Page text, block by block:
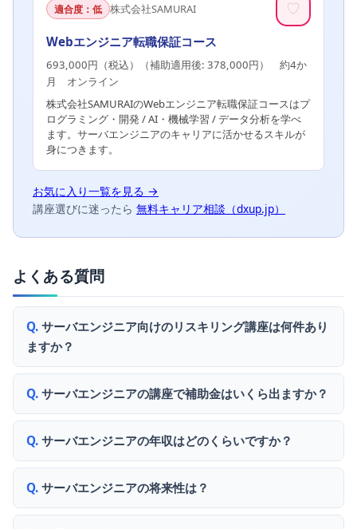
適合度：低 株式会社SAMURAI ♡
Webエンジニア転職保証コース
693,000円（税込）（補助適用後: 378,000円） 約4か
月 オンライン
株式会社SAMURAIのWebエンジニア転職保証コースはプ
ログラミング・開発 / AI・機械学習 / データ分析を学べ
ます。サーバエンジニアのキャリアに活かせるスキルが
身につきます。
お気に入り一覧を見る →
講座選びに迷ったら 無料キャリア相談（dxup.jp）
よくある質問
サーバエンジニア向けのリスキリング講座は何件あり
ますか？
サーバエンジニアの講座で補助金はいくら出ますか？
サーバエンジニアの年収はどのくらいですか？
サーバエンジニアの将来性は？